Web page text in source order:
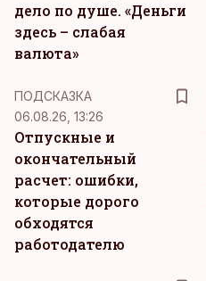
дело по душе. «Деньги
здесь – слабая
валюта»
ПОДСКАЗКА
06.08.26, 13:26
Отпускные и
окончательный
расчет: ошибки,
которые дорого
обходятся
работодателю